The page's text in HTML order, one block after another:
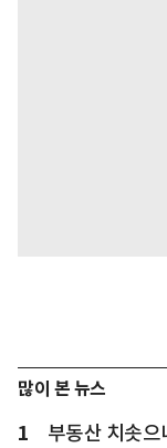
많이 본 뉴스
1 부동산 치솟